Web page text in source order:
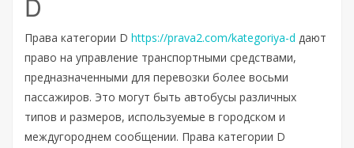
Права категории D https://prava2.com/kategoriya-d дают
право на управление транспортными средствами,
предназначенными для перевозки более восьми
пассажиров. Это могут быть автобусы различных
типов и размеров, используемые в городском и
междугороднем сообщении. Права категории D